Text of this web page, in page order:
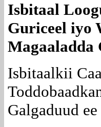
Isbitaal
Guriceel iyo
Magaaladda
Isbitaalkii
Galgaduud